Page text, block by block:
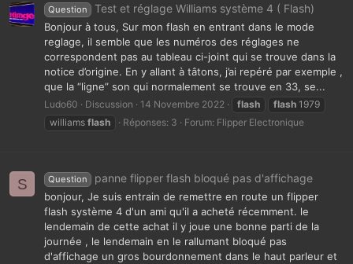
Question Test et réglage Williams système 4 ( Flash)
Bonjour à tous, Sur mon flash en entrant dans le mode
reglage, il semble que les numéros des réglages ne
correspondent pas au tableau ci-joint qui se trouve dans la
notice d’origine. En y allant à tâtons, j’ai repéré par exemple ,
que la “ligne” son qui normalement se trouve en 33, se...
Ludo60 Discussion 14 Novembre 2022 flash flash 1979
williams flash Réponses: 3 Forum: Flipper Electronique
S Question panne flipper flash bloqué pas d'affichage
bonjour, Je suis entrain de remettre en route un flipper
flash système 4 d'un ami qu'il a acheté récemment. le
lendemain de cette achat il y joue une bonne parti de la
journée , le lendemain en le rallumant bloqué pas
d'affichage un gros bourdonnement dans le haut parleur et